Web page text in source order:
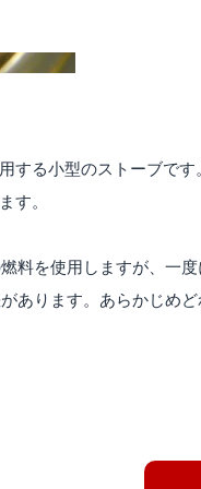
る小型のストーブです
す。
料を使用しますが、一
あります。あらかじめ